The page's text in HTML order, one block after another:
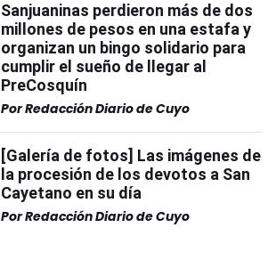
Sanjuaninas perdieron más de dos
millones de pesos en una estafa y
organizan un bingo solidario para
cumplir el sueño de llegar al
PreCosquín
PorRedacción Diario de Cuyo
[Galería de fotos] Las imágenes de
la procesión de los devotos a San
Cayetano en su día
PorRedacción Diario de Cuyo